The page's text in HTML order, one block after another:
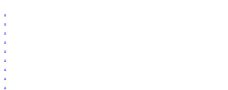
.
.
.
.
.
.
.
.
.